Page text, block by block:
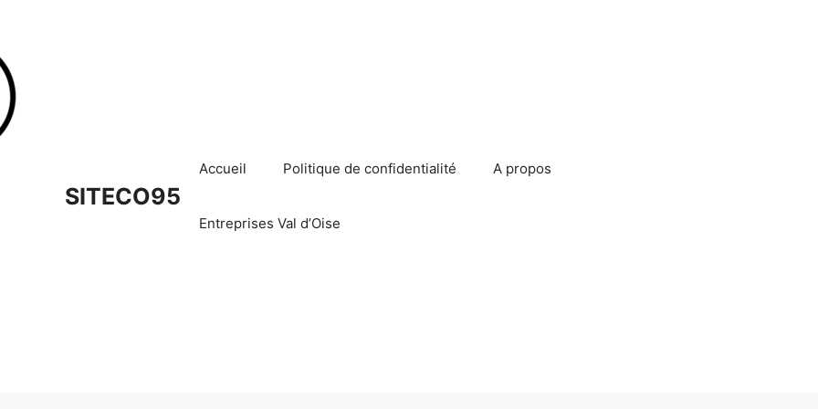
SITECO95
Accueil Politique de confidentialité A propos
Entreprises Val d’Oise